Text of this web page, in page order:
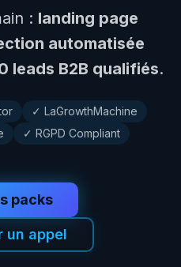
: landing page
automatisée
leads B2B qualifiés.
✓ LaGrowthMachine
✓ RGPD Compliant
packs
un appel